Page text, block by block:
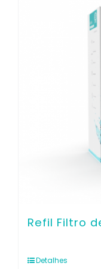
Refil Filtro
Detalhes